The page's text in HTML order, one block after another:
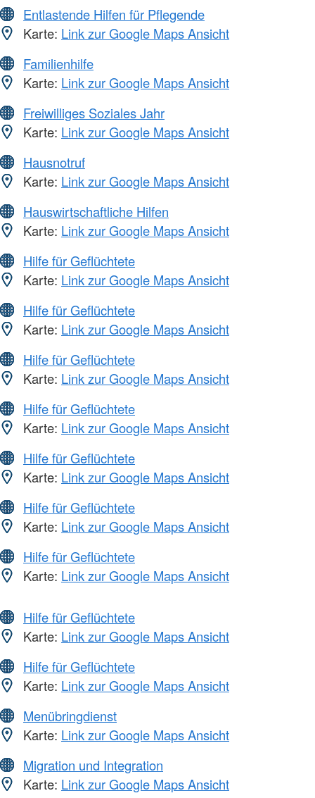
Entlastende Hilfen für Pflegende
Karte: Link zur Google Maps Ansicht
Familienhilfe
Karte: Link zur Google Maps Ansicht
Freiwilliges Soziales Jahr
Karte: Link zur Google Maps Ansicht
Hausnotruf
Karte: Link zur Google Maps Ansicht
Hauswirtschaftliche Hilfen
Karte: Link zur Google Maps Ansicht
Hilfe für Geflüchtete
Karte: Link zur Google Maps Ansicht
Hilfe für Geflüchtete
Karte: Link zur Google Maps Ansicht
Hilfe für Geflüchtete
Karte: Link zur Google Maps Ansicht
Hilfe für Geflüchtete
Karte: Link zur Google Maps Ansicht
Hilfe für Geflüchtete
Karte: Link zur Google Maps Ansicht
Hilfe für Geflüchtete
Karte: Link zur Google Maps Ansicht
Hilfe für Geflüchtete
Karte: Link zur Google Maps Ansicht
Hilfe für Geflüchtete
Karte: Link zur Google Maps Ansicht
Hilfe für Geflüchtete
Karte: Link zur Google Maps Ansicht
Menübringdienst
Karte: Link zur Google Maps Ansicht
Migration und Integration
Karte: Link zur Google Maps Ansicht